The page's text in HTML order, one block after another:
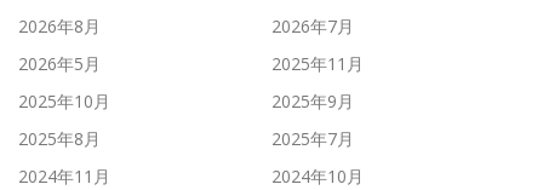
2026年8月
2026年7月
2026年5月
2025年11月
2025年10月
2025年9月
2025年8月
2025年7月
2024年11月
2024年10月